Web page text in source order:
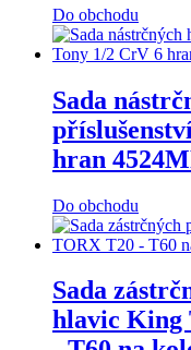
Do obchodu
Sada
hran
Do obchodu
Sada
hlavic King